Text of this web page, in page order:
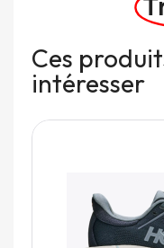
Ces
intéresser